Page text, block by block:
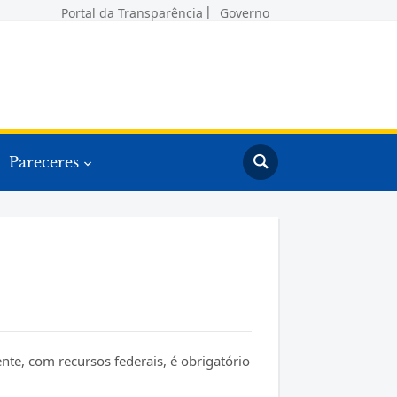
Portal da Transparência Governo
Pareceres
com recursos federais, é obrigatório